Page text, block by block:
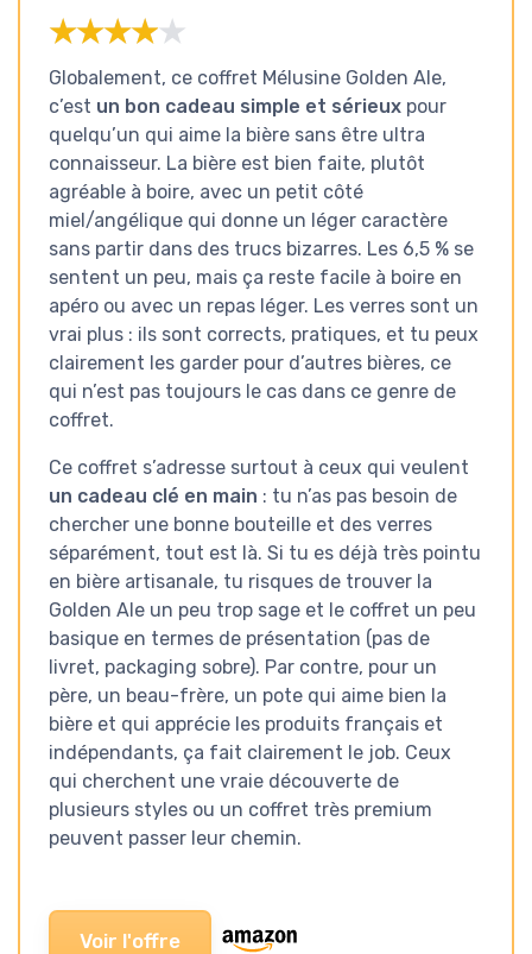
★★★★★
★★★★★
Globalement, ce coffret Mélusine Golden Ale,
c’est un bon cadeau simple et sérieux pour
quelqu’un qui aime la bière sans être ultra
connaisseur. La bière est bien faite, plutôt
agréable à boire, avec un petit côté
miel/angélique qui donne un léger caractère
sans partir dans des trucs bizarres. Les 6,5 % se
sentent un peu, mais ça reste facile à boire en
apéro ou avec un repas léger. Les verres sont un
vrai plus : ils sont corrects, pratiques, et tu peux
clairement les garder pour d’autres bières, ce
qui n’est pas toujours le cas dans ce genre de
coffret.
Ce coffret s’adresse surtout à ceux qui veulent
un cadeau clé en main : tu n’as pas besoin de
chercher une bonne bouteille et des verres
séparément, tout est là. Si tu es déjà très pointu
en bière artisanale, tu risques de trouver la
Golden Ale un peu trop sage et le coffret un peu
basique en termes de présentation (pas de
livret, packaging sobre). Par contre, pour un
père, un beau-frère, un pote qui aime bien la
bière et qui apprécie les produits français et
indépendants, ça fait clairement le job. Ceux
qui cherchent une vraie découverte de
plusieurs styles ou un coffret très premium
peuvent passer leur chemin.
Voir l'offre